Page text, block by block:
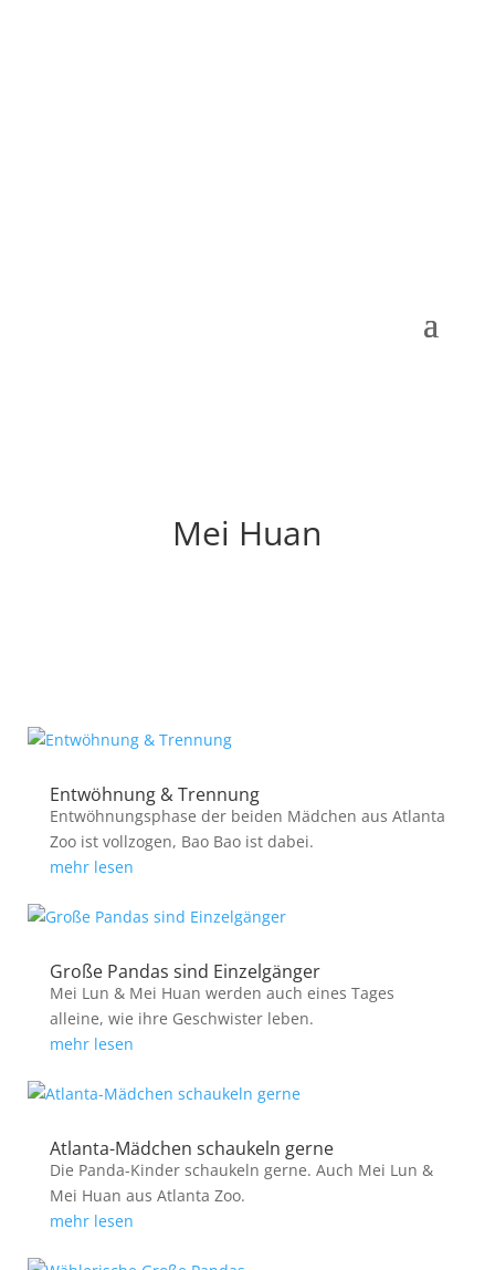
Mei Huan
Entwöhnung & Trennung
Entwöhnungsphase der beiden Mädchen aus Atlanta
Zoo ist vollzogen, Bao Bao ist dabei.
mehr lesen
Große Pandas sind Einzelgänger
Mei Lun & Mei Huan werden auch eines Tages
alleine, wie ihre Geschwister leben.
mehr lesen
Atlanta-Mädchen schaukeln gerne
Die Panda-Kinder schaukeln gerne. Auch Mei Lun &
Mei Huan aus Atlanta Zoo.
mehr lesen